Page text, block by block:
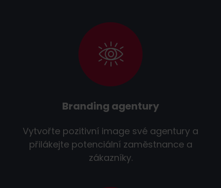
Branding agentury
Vytvořte pozitivní image své agentury a
přilákejte potenciální zaměstnance a
zákazníky.